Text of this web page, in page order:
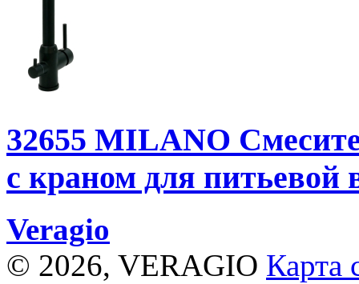
32655 MILANO
с краном для
Veragio
© 2026, VERAGIO Карта